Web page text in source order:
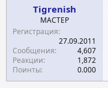
Tigrenish
МАСТЕР
Регистрация
27.09.2011
Сообщения
4,607
Реакции
1,872
Поинты
0.000